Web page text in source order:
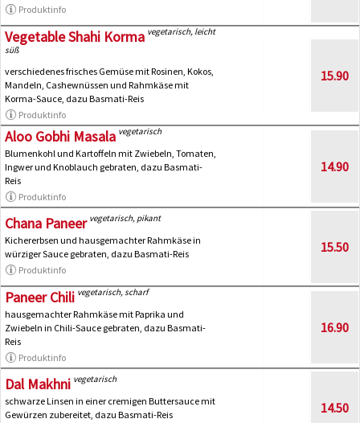
Produktinfo
Vegetable Shahi Korma vegetarisch, leicht
süß
verschiedenes frisches Gemüse mit Rosinen, Kokos,
Mandeln, Cashewnüssen und Rahmkäse mit
Korma-Sauce, dazu Basmati-Reis
Produktinfo
15.90
Aloo Gobhi Masala vegetarisch
Blumenkohl und Kartoffeln mit Zwiebeln, Tomaten,
Ingwer und Knoblauch gebraten, dazu Basmati-
Reis
Produktinfo
14.90
Chana Paneer vegetarisch, pikant
Kichererbsen und hausgemachter Rahmkäse in
würziger Sauce gebraten, dazu Basmati-Reis
Produktinfo
15.50
Paneer Chili vegetarisch, scharf
hausgemachter Rahmkäse mit Paprika und
Zwiebeln in Chili-Sauce gebraten, dazu Basmati-
Reis
Produktinfo
16.90
Dal Makhni vegetarisch
schwarze Linsen in einer cremigen Buttersauce mit
Gewürzen zubereitet, dazu Basmati-Reis
14.50